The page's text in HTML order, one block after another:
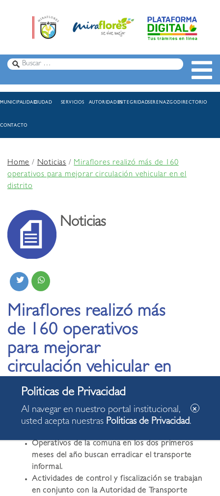
MUNICIPALIDADCIUDAD SERVICIOS AUTORIDADESINTEGRIDADSERENAZGODIRECTORIO
CONTACTO
Home/Noticias /Miraflores realizó más de 160
operativos para mejorar circulación vehicular en el
distrito
Noticias
Miraflores realizó más
de 160 operativos
para mejorar
circulación vehicular en
el distrito
28.02.2023
Operativos de la comuna en los dos primeros
meses del año buscan erradicar el transporte
informal.
Actividades de control y fiscalización se trabajan
en conjunto con la Autoridad de Transporte
Al navegar en nuestro portal institucional,
usted acepta nuestras Politicas de Privacidad.